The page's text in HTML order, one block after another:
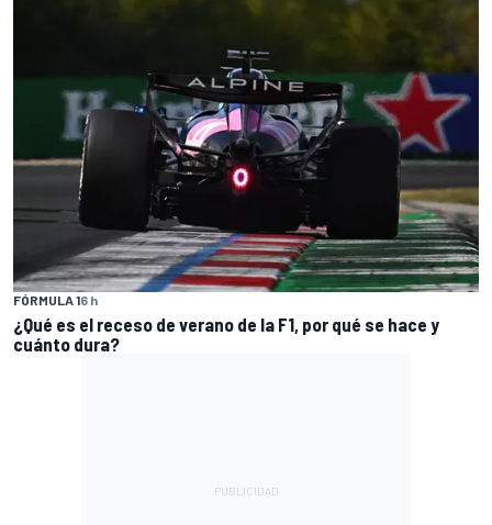
FÓRMULA 16 h
¿Qué es el receso de verano de la F1, por qué se hace y
cuánto dura?